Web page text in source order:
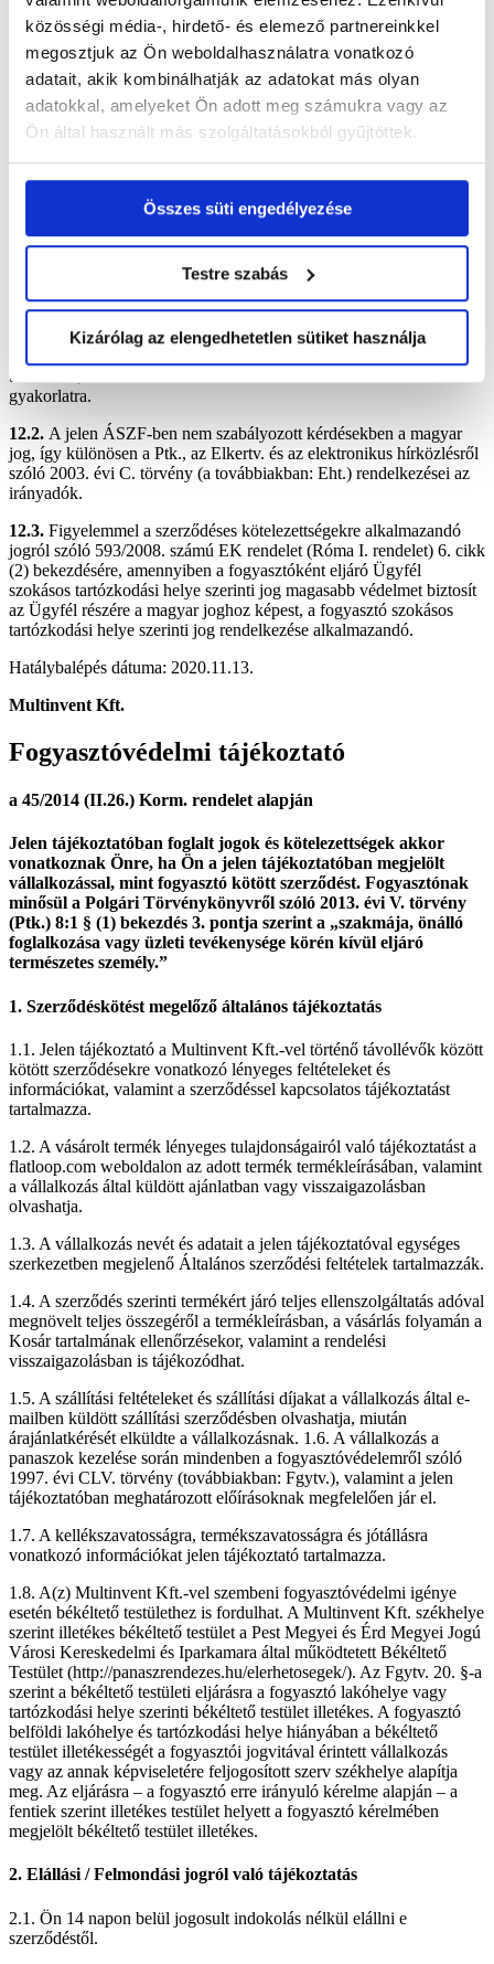
közösségi média-, hirdető- és elemező partnereinkkel
megosztjuk az Ön weboldalhasználatra vonatkozó
adatait, akik kombinálhatják az adatokat más olyan
adatokkal, amelyeket Ön adott meg számukra vagy az
Ön által használt más szolgáltatásokból gyűjtöttek.
Összes süti engedélyezése
Testre szabás
Kizárólag az elengedhetetlen sütiket használja
a Szolgáltató előzetes írásbeli hozzájárulása esetén engedélyezett.
11.3.A jelen ÁSZF-ben kifejezetten meghatározott jogokon
túlmenően a regisztráció, a Honlap használata, illetve az ÁSZF
egyetlen rendelkezése sem biztosít jogot az Ügyfélnek a Honlap
felületén található kereskedelmi nevek vagy védjegyek bármely
használatára, hasznosítására.
A Szolgáltató bármikor jogosult jelen ÁSZF feltételeit a jövőre
kiterjedő hatállyal egyoldalúan módosítani. A Szolgáltató a
tájékoztatja. A módosítást követően a Honlap használatának
feltétele, hogy az Ügyfél a Honlapon keresztül és az ott biztosított
módon azokat kifejezetten elfogadja. Újabb szerződéskötés esetén a
korábban már szerződést kötő Ügyfél a fenti tájékoztatás esetleges
tartalmára, mint a Felek között kialakult és alkalmazott szerződési
gyakorlatra.
12.2. A jelen ÁSZF-ben nem szabályozott kérdésekben a magyar
jog, így különösen a Ptk., az Elkertv. és az elektronikus hírközlésről
szóló 2003. évi C. törvény (a továbbiakban: Eht.) rendelkezései az
irányadók.
12.3. Figyelemmel a szerződéses kötelezettségekre alkalmazandó
jogról szóló 593/2008. számú EK rendelet (Róma I. rendelet) 6. cikk
(2) bekezdésére, amennyiben a fogyasztóként eljáró Ügyfél
szokásos tartózkodási helye szerinti jog magasabb védelmet biztosít
az Ügyfél részére a magyar joghoz képest, a fogyasztó szokásos
tartózkodási helye szerinti jog rendelkezése alkalmazandó.
Hatálybalépés dátuma: 2020.11.13.
Multinvent Kft.
Fogyasztóvédelmi tájékoztató
a 45/2014 (II.26.) Korm. rendelet alapján
Jelen tájékoztatóban foglalt jogok és kötelezettségek akkor
vonatkoznak Önre, ha Ön a jelen tájékoztatóban megjelölt
vállalkozással, mint fogyasztó kötött szerződést. Fogyasztónak
minősül a Polgári Törvénykönyvről szóló 2013. évi V. törvény
(Ptk.) 8:1 § (1) bekezdés 3. pontja szerint a „szakmája, önálló
foglalkozása vagy üzleti tevékenysége körén kívül eljáró
természetes személy.”
1. Szerződéskötést megelőző általános tájékoztatás
1.1. Jelen tájékoztató a Multinvent Kft.-vel történő távollévők között
kötött szerződésekre vonatkozó lényeges feltételeket és
információkat, valamint a szerződéssel kapcsolatos tájékoztatást
tartalmazza.
1.2. A vásárolt termék lényeges tulajdonságairól való tájékoztatást a
flatloop.com weboldalon az adott termék termékleírásában, valamint
a vállalkozás által küldött ajánlatban vagy visszaigazolásban
olvashatja.
1.3. A vállalkozás nevét és adatait a jelen tájékoztatóval egységes
szerkezetben megjelenő Általános szerződési feltételek tartalmazzák.
1.4. A szerződés szerinti termékért járó teljes ellenszolgáltatás adóval
megnövelt teljes összegéről a termékleírásban, a vásárlás folyamán a
Kosár tartalmának ellenőrzésekor, valamint a rendelési
visszaigazolásban is tájékozódhat.
1.5. A szállítási feltételeket és szállítási díjakat a vállalkozás által e-
mailben küldött szállítási szerződésben olvashatja, miután
árajánlatkérését elküldte a vállalkozásnak. 1.6. A vállalkozás a
panaszok kezelése során mindenben a fogyasztóvédelemről szóló
1997. évi CLV. törvény (továbbiakban: Fgytv.), valamint a jelen
tájékoztatóban meghatározott előírásoknak megfelelően jár el.
1.7. A kellékszavatosságra, termékszavatosságra és jótállásra
vonatkozó információkat jelen tájékoztató tartalmazza.
1.8. A(z) Multinvent Kft.-vel szembeni fogyasztóvédelmi igénye
esetén békéltető testülethez is fordulhat. A Multinvent Kft. székhelye
szerint illetékes békéltető testület a Pest Megyei és Érd Megyei Jogú
Városi Kereskedelmi és Iparkamara által működtetett Békéltető
Testület (http://panaszrendezes.hu/elerhetosegek/). Az Fgytv. 20. §-a
szerint a békéltető testületi eljárásra a fogyasztó lakóhelye vagy
tartózkodási helye szerinti békéltető testület illetékes. A fogyasztó
belföldi lakóhelye és tartózkodási helye hiányában a békéltető
testület illetékességét a fogyasztói jogvitával érintett vállalkozás
vagy az annak képviseletére feljogosított szerv székhelye alapítja
meg. Az eljárásra – a fogyasztó erre irányuló kérelme alapján – a
fentiek szerint illetékes testület helyett a fogyasztó kérelmében
megjelölt békéltető testület illetékes.
2. Elállási / Felmondási jogról való tájékoztatás
2.1. Ön 14 napon belül jogosult indokolás nélkül elállni e
szerződéstől.